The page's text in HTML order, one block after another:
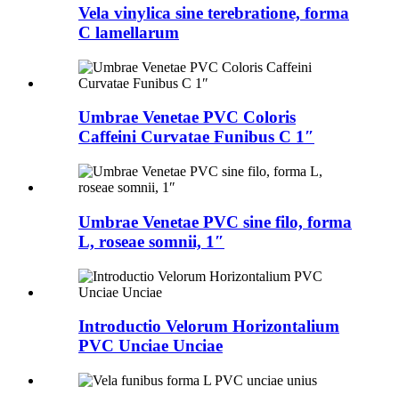
Vela vinylica sine terebratione, forma
C lamellarum
Umbrae Venetae PVC Coloris
Caffeini Curvatae Funibus C 1″
Umbrae Venetae PVC sine filo, forma
L, roseae somnii, 1″
Introductio Velorum Horizontalium
PVC Unciae Unciae